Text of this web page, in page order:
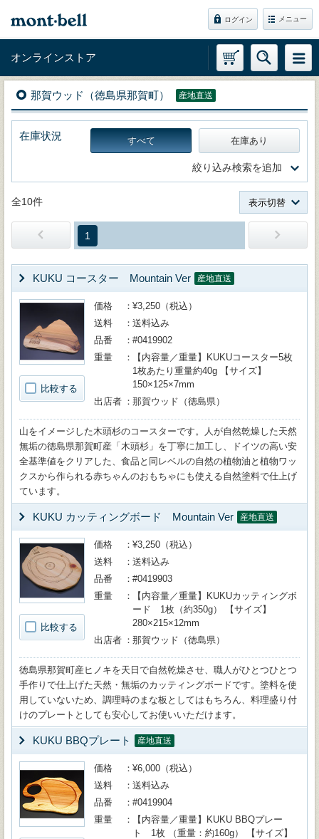
ログイン メニュー
オンラインストア
那賀ウッド（徳島県那賀町） 産地直送
在庫状況 すべて 在庫あり
絞り込み検索を追加
全10件 表示切替
1
KUKU コースター Mountain Ver 産地直送
比較する
価格
¥3,250（税込）
送料
送料込み
品番
#0419902
重量
【内容量／重量】KUKUコースター5枚
1枚あたり重量約40g 【サイズ】
150×125×7mm
出店者
那賀ウッド（徳島県）
山をイメージした木頭杉のコースターです。人が自然乾燥した天然
無垢の徳島県那賀町産「木頭杉」を丁寧に加工し、ドイツの高い安
全基準値をクリアした、食品と同レベルの自然の植物油と植物ワッ
クスから作られる赤ちゃんのおもちゃにも使える自然塗料で仕上げ
ています。
KUKU カッティングボード Mountain Ver 産地直送
比較する
価格
¥3,250（税込）
送料
送料込み
品番
#0419903
重量
【内容量／重量】KUKUカッティングボ
ード 1枚（約350g） 【サイズ】
280×215×12mm
出店者
那賀ウッド（徳島県）
徳島県那賀町産ヒノキを天日で自然乾燥させ、職人がひとつひとつ
手作りで仕上げた天然・無垢のカッティングボードです。塗料を使
用していないため、調理時のまな板としてはもちろん、料理盛り付
けのプレートとしても安心してお使いいただけます。
KUKU BBQプレート 産地直送
価格
¥6,000（税込）
送料
送料込み
品番
#0419904
重量
【内容量／重量】KUKU BBQプレー
ト 1枚 （重量：約160g） 【サイズ】